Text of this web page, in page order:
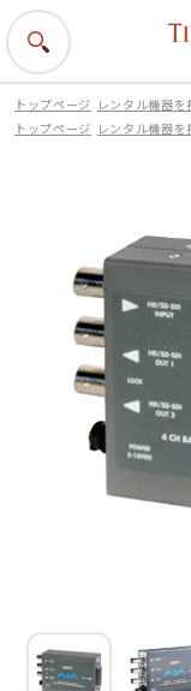
トップページ レンタル機器を
トップページ レンタル機器を